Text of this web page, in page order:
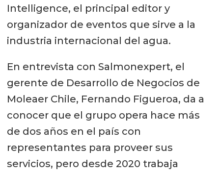
Intelligence, el principal editor y
organizador de eventos que sirve a la
industria internacional del agua.
En entrevista con Salmonexpert, el
gerente de Desarrollo de Negocios de
Moleaer Chile, Fernando Figueroa, da a
conocer que el grupo opera hace más
de dos años en el país con
representantes para proveer sus
servicios, pero desde 2020 trabaja